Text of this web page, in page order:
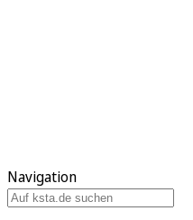
Navigation